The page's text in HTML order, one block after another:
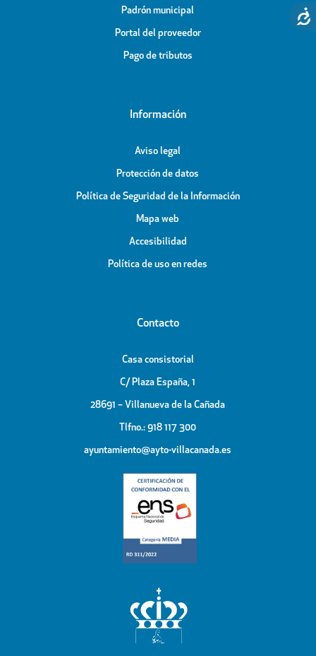
Padrón municipal
Portal del proveedor
Pago de tributos
Información
Aviso legal
Protección de datos
Política de Seguridad de la Información
Mapa web
Accesibilidad
Política de uso en redes
Contacto
Casa consistorial
C/ Plaza España, 1
28691 – Villanueva de la Cañada
Tlfno.: 918 117 300
ayuntamiento@ayto-villacanada.es